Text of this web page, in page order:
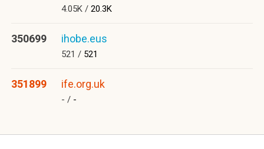
4.05K / 20.3K
350699 ihobe.eus
521 / 521
351899 ife.org.uk
- / -